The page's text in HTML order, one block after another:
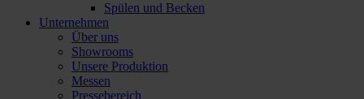
Spülen und Becken
Unternehmen
Über uns
Showrooms
Unsere Produktion
Messen
Pressebereich